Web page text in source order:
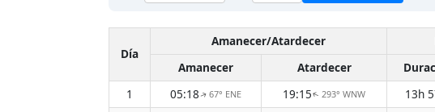
Día
Amanecer/Atardecer
Amanecer
Atardecer
1
05:18↑67° ENE 19:15↑293° WNW 13h